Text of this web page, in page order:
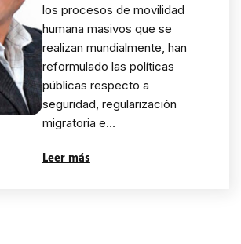
los procesos de movilidad
humana masivos que se
realizan mundialmente, han
reformulado las políticas
públicas respecto a
seguridad, regularización
migratoria e…
Leer más